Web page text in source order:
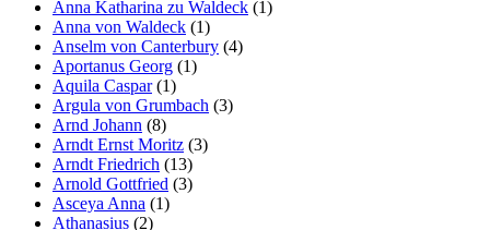
Anna Katharina zu Waldeck (1)
Anna von Waldeck (1)
Anselm von Canterbury (4)
Aportanus Georg (1)
Aquila Caspar(1)
Argula von Grumbach (3)
Arnd Johann (8)
Arndt Ernst Moritz (3)
Arndt Friedrich (13)
Arnold Gottfried (3)
Asceya Anna (1)
Athanasius (2)